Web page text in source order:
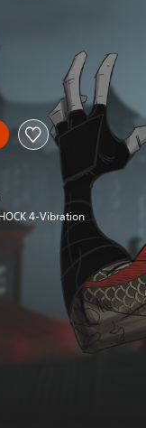
4-Vibration